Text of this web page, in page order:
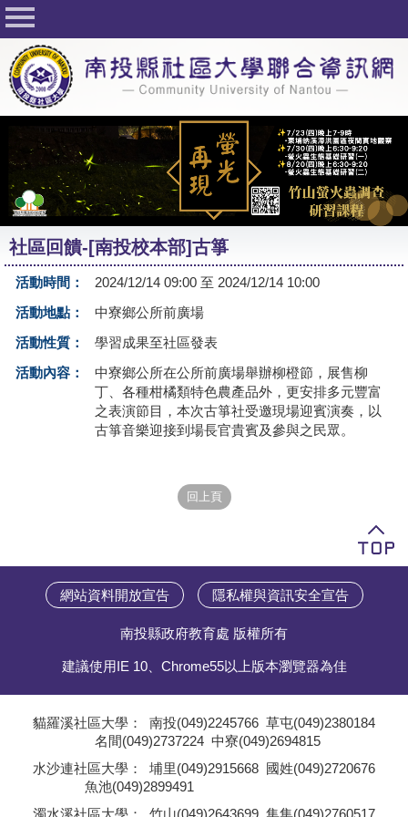
回首頁
關於社大
公佈欄
行事曆
最新活動
活動花絮
課程一覽表
志工與社團
友站連結
社區回饋-[南投校本部]古箏
活動時間：
2024/12/14 09:00 至 2024/12/14 10:00
活動地點：
中寮鄉公所前廣場
活動性質：
學習成果至社區發表
活動內容：
中寮鄉公所在公所前廣場舉辦柳橙節，展售柳
丁、各種柑橘類特色農產品外，更安排多元豐富
之表演節目，本次古箏社受邀現場迎賓演奏，以
古箏音樂迎接到場長官貴賓及參與之民眾。
網站資料開放宣告 隱私權與資訊安全宣告
南投縣政府教育處 版權所有
建議使用IE 10、Chrome55以上版本瀏覽器為佳
貓羅溪社區大學： 南投(049)2245766 草屯(049)2380184
名間(049)2737224 中寮(049)2694815
水沙連社區大學： 埔里(049)2915668 國姓(049)2720676
魚池(049)2899491
濁水溪社區大學： 竹山(049)2643699 集集(049)2760517